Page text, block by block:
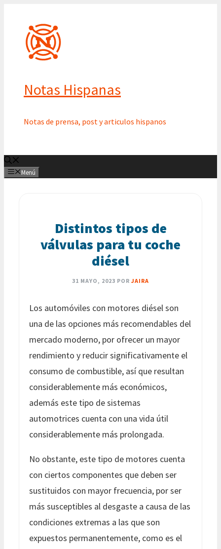
contenido
Notas Hispanas
Notas de prensa, post y articulos hispanos
Menú
Distintos tipos de
válvulas para tu coche
diésel
31 MAYO, 2023 POR JAIRA
Los automóviles con motores diésel son
una de las opciones más recomendables del
mercado moderno, por ofrecer un mayor
rendimiento y reducir significativamente el
consumo de combustible, así que resultan
considerablemente más económicos,
además este tipo de sistemas
automotrices cuenta con una vida útil
considerablemente más prolongada.
No obstante, este tipo de motores cuenta
con ciertos componentes que deben ser
sustituidos con mayor frecuencia, por ser
más susceptibles al desgaste a causa de las
condiciones extremas a las que son
expuestos permanentemente, como es el